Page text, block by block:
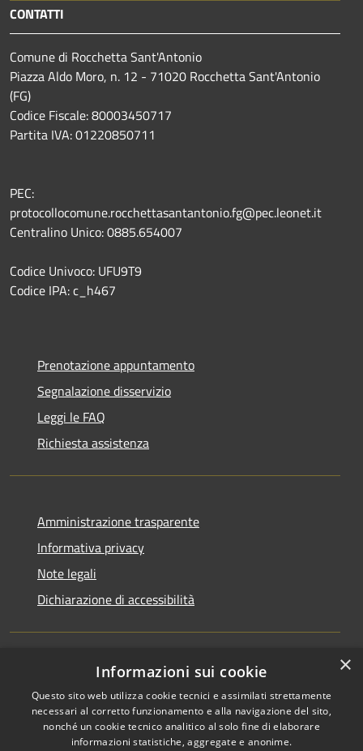
CONTATTI
Comune di Rocchetta Sant'Antonio
Piazza Aldo Moro, n. 12 - 71020 Rocchetta Sant'Antonio
(FG)
Codice Fiscale: 80003450717
Partita IVA: 01220850711
PEC:
protocollocomune.rocchettasantantonio.fg@pec.leonet.it
Centralino Unico: 0885.654007
Codice Univoco: UFU9T9
Codice IPA: c_h467
Prenotazione appuntamento
Segnalazione disservizio
Leggi le FAQ
Richiesta assistenza
Amministrazione trasparente
Informativa privacy
Note legali
Dichiarazione di accessibilità
Accessibilità
Privacy
Copyright © 2026 • Comune di
Rocchetta Sant'Antonio •
Powered by Municipium•
Accesso redazione
×
Informazioni sui cookie
Questo sito web utilizza cookie tecnici e assimilati strettamente
necessari al corretto funzionamento e alla navigazione del sito,
nonché un cookie tecnico analitico al solo fine di elaborare
informazioni statistiche, aggregate e anonime.